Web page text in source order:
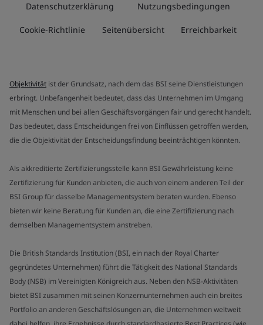
Datenschutzerklärung Nutzungsbedingungen
Cookie-Richtlinie Seitenübersicht Erreichbarkeit
Objektivität ist der Grundsatz, nach dem das BSI seine Dienstleistungen
erbringt. Unbefangenheit bedeutet, dass das Unternehmen im Umgang
mit Menschen und bei allen Geschäftsvorgängen fair und gerecht handelt.
Das bedeutet, dass Entscheidungen frei von Einflüssen getroffen werden,
die die Objektivität der Entscheidungsfindung beeinträchtigen könnten.
Als akkreditierte Zertifizierungsstelle kann BSI Gewährleistung keine
Zertifizierung für Kunden anbieten, die auch von einem anderen Teil der
BSI Group für dasselbe Managementsystem beraten wurden. Ebenso
bieten wir keine Beratung für Kunden an, die eine Zertifizierung nach
demselben Managementsystem anstreben.
Die British Standards Institution (BSI, ein nach der Royal Charter
gegründetes Unternehmen) führt die Tätigkeit des National Standards
Body (NSB) im Vereinigten Königreich aus. Neben den NSB-Aktivitäten
bietet BSI zusammen mit seinen Konzernunternehmen auch ein breites
Portfolio an anderen Geschäftslösungen an, die Unternehmen weltweit